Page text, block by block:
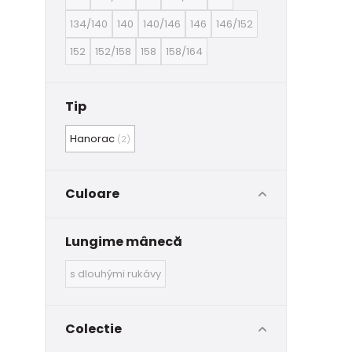
134/140
140 140/146 146
146/152
152
152/158 158 158/164
Tip
Hanorac (2)
Culoare
Lungime mânecă
s dlouhými rukávy
Colectie